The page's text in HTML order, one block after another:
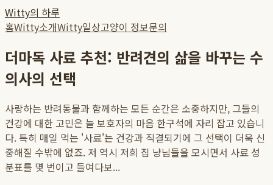
Witty의 하루
홈Witty소개Witty일상고양이 정보문의
더마독 사료 추천: 반려견의 삶을 바꾸는 수
의사의 선택
사랑하는 반려동물과 함께하는 모든 순간은 소중하지만, 그들의
건강에 대한 고민은 늘 보호자의 마음 한구석에 자리 잡고 있습니
다. 특히 매일 먹는 '사료'는 건강과 직결되기에 그 선택이 더욱 신
중해질 수밖에 없죠. 저 역시 저희 집 냥님들을 모시면서 사료 성
분표를 몇 번이고 들여다보...